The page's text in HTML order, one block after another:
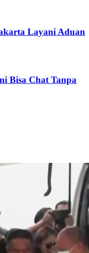
Layani Aduan
Bisa Chat Tanpa